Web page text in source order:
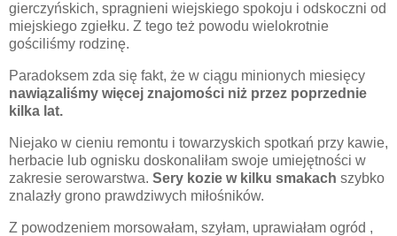
gierczyńskich, spragnieni wiejskiego spokoju i odskoczni od
miejskiego zgiełku. Z tego też powodu wielokrotnie
gościliśmy rodzinę.
Paradoksem zda się fakt, że w ciągu minionych miesięcy
nawiązaliśmy więcej znajomości niż przez poprzednie
kilka lat.
Niejako w cieniu remontu i towarzyskich spotkań przy kawie,
herbacie lub ognisku doskonaliłam swoje umiejętności w
zakresie serowarstwa. Sery kozie w kilku smakach szybko
znalazły grono prawdziwych miłośników.
Z powodzeniem morsowałam, szyłam, uprawiałam ogród ,